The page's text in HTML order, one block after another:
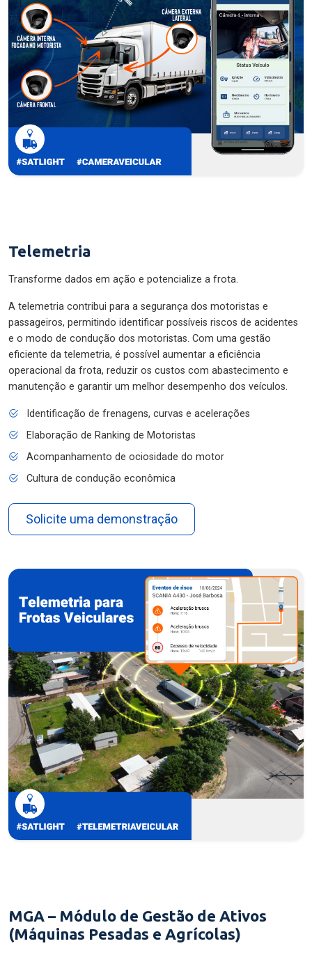
Telemetria
Transforme dados em ação e potencialize a frota.
A telemetria contribui para a segurança dos motoristas e
passageiros, permitindo identificar possíveis riscos de acidentes
e o modo de condução dos motoristas. Com uma gestão
eficiente da telemetria, é possível aumentar a eficiência
operacional da frota, reduzir os custos com abastecimento e
manutenção e garantir um melhor desempenho dos veículos.
Identificação de frenagens, curvas e acelerações
Elaboração de Ranking de Motoristas
Acompanhamento de ociosidade do motor
Cultura de condução econômica
Solicite uma demonstração
MGA – Módulo de Gestão de Ativos
(Máquinas Pesadas e Agrícolas)